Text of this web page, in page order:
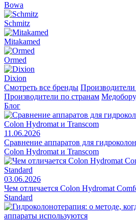
Bowa
Schmitz
Mitakamed
Ormed
Dixion
Смотреть все бренды
Производители по странам
Блог
11.06.2026
Сравнение аппаратов для
Colon Hydromat и Transcom
03.06.2026
Чем отличается Colon Hydromat
Standard